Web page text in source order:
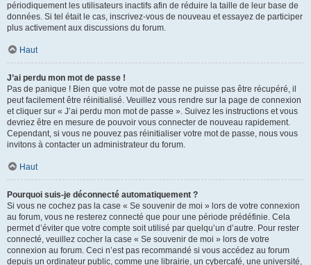
périodiquement les utilisateurs inactifs afin de réduire la taille de leur base de
données. Si tel était le cas, inscrivez-vous de nouveau et essayez de participer
plus activement aux discussions du forum.
Haut
J’ai perdu mon mot de passe !
Pas de panique ! Bien que votre mot de passe ne puisse pas être récupéré, il
peut facilement être réinitialisé. Veuillez vous rendre sur la page de connexion
et cliquer sur « J’ai perdu mon mot de passe ». Suivez les instructions et vous
devriez être en mesure de pouvoir vous connecter de nouveau rapidement.
Cependant, si vous ne pouvez pas réinitialiser votre mot de passe, nous vous
invitons à contacter un administrateur du forum.
Haut
Pourquoi suis-je déconnecté automatiquement ?
Si vous ne cochez pas la case « Se souvenir de moi » lors de votre connexion
au forum, vous ne resterez connecté que pour une période prédéfinie. Cela
permet d’éviter que votre compte soit utilisé par quelqu’un d’autre. Pour rester
connecté, veuillez cocher la case « Se souvenir de moi » lors de votre
connexion au forum. Ceci n’est pas recommandé si vous accédez au forum
depuis un ordinateur public, comme une librairie, un cybercafé, une université,